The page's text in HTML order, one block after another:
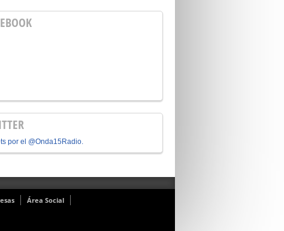
por el @Onda15Radio.
Área Social